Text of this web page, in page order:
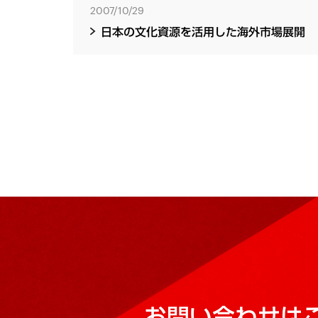
2007/10/29
日本の文化資源を活用した海外市場展開